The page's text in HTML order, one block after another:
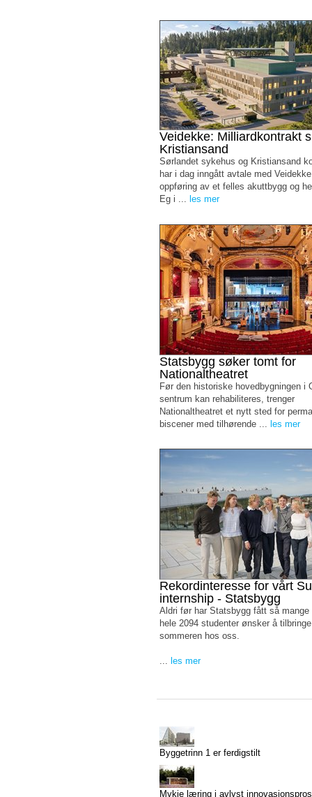
Veidekke: Milliardkontrakt
Kristiansand
Sørlandet sykehus og Kristiansand
har i dag inngått avtale med
oppføring av et felles akuttbygg og
Eg i ... les mer
Statsbygg søker tomt for
Nationaltheatret
Før den historiske hovedbygningen i
sentrum kan rehabiliteres, trenger
Nationaltheatret et nytt sted for
biscener med tilhørende ... les mer
Rekordinteresse for vårt
internship - Statsbygg
Aldri før har Statsbygg fått så mange
hele 2094 studenter ønsker å tilbringe
sommeren hos oss.
... les mer
Byggetrinn 1 er ferdigstilt
Mykje læring i avlyst